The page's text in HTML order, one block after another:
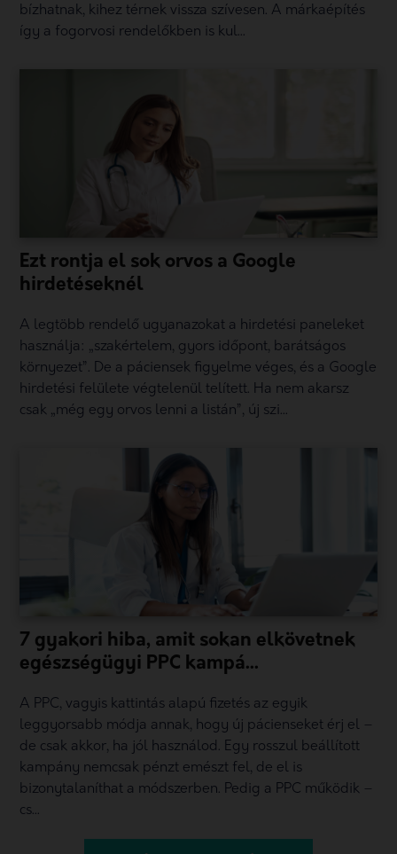
bízhatnak, kihez térnek vissza szívesen. A márkaépítés
így a fogorvosi rendelőkben is kul...
Ezt rontja el sok orvos a Google
hirdetéseknél
A legtöbb rendelő ugyanazokat a hirdetési paneleket
használja: „szakértelem, gyors időpont, barátságos
környezet”. De a páciensek figyelme véges, és a Google
hirdetési felülete végtelenül telített. Ha nem akarsz
csak „még egy orvos lenni a listán”, új szi...
7 gyakori hiba, amit sokan elkövetnek
egészségügyi PPC kampá...
A PPC, vagyis kattintás alapú fizetés az egyik
leggyorsabb módja annak, hogy új pácienseket érj el –
de csak akkor, ha jól használod. Egy rosszul beállított
kampány nemcsak pénzt emészt fel, de el is
bizonytalaníthat a módszerben. Pedig a PPC működik –
cs...